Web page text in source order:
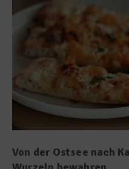
Von der Ostsee nach